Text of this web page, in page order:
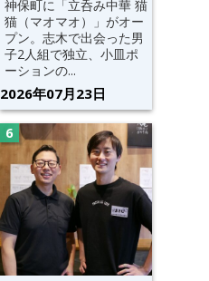
神保町に「立呑み中華 猫
猫（マオマオ）」がオー
プン。志木で出会った男
子2人組で独立、小皿ポ
ーションの...
2026年07月23日